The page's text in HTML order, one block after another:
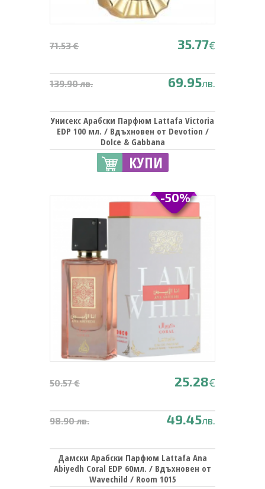
71.53 € 35.77€
139.90 лв. 69.95лв.
Унисекс Арабски Парфюм Lattafa Victoria
EDP 100 мл. / Вдъхновен от Devotion /
Dolce & Gabbana
КУПИ
50.57 € 25.28€
98.90 лв. 49.45лв.
Дамски Арабски Парфюм Lattafa Ana
Abiyedh Coral EDP 60мл. / Вдъхновен от
Wavechild / Room 1015
-50%